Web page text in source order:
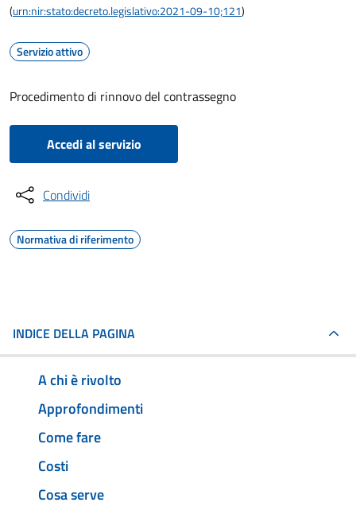
(urn:nir:stato:decreto.legislativo:2021-09-10;121)
Servizio attivo
Procedimento di rinnovo del contrassegno
Accedi al servizio
Condividi
Normativa di riferimento
INDICE DELLA PAGINA
A chi è rivolto
Approfondimenti
Come fare
Costi
Cosa serve